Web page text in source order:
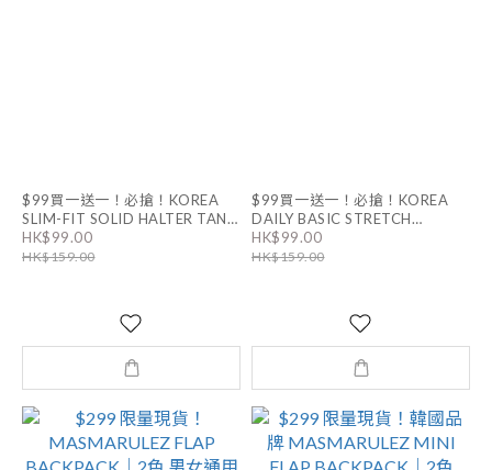
$99買一送一！必搶！KOREA
SLIM-FIT SOLID HALTER TANK
TOP｜11色
HK$99.00
HK$159.00
$99買一送一！必搶！KOREA
DAILY BASIC STRETCH
COLORED STRAP SLEEVELESS
｜8色
HK$99.00
HK$159.00